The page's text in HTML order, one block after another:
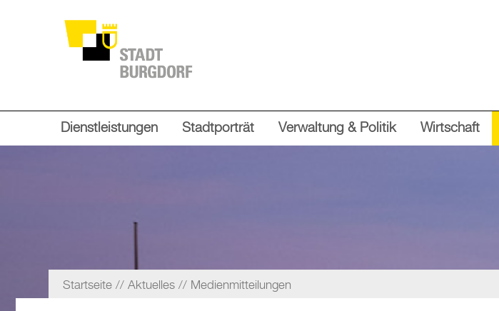
Dienstleistungen Stadtporträt Verwaltung & Politik Wirtschaft
Startseite Aktuelles Medienmitteilungen